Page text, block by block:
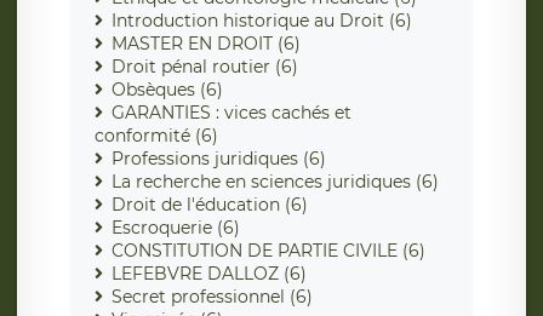
Introduction historique au Droit (6)
MASTER EN DROIT (6)
Droit pénal routier (6)
Obsèques (6)
GARANTIES : vices cachés et
conformité (6)
Professions juridiques (6)
La recherche en sciences juridiques (6)
Droit de l'éducation (6)
Escroquerie (6)
CONSTITUTION DE PARTIE CIVILE (6)
LEFEBVRE DALLOZ (6)
Secret professionnel (6)